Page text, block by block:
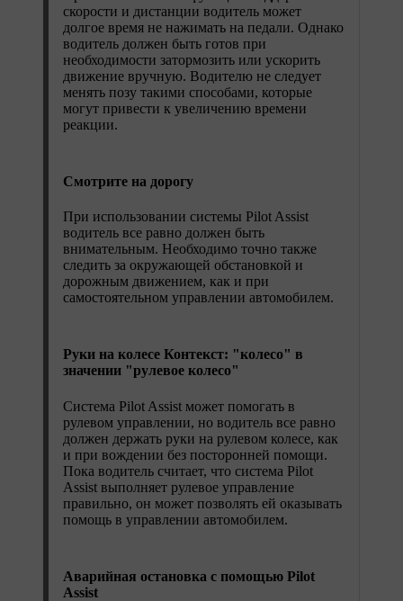
скорости и дистанции водитель может
долгое время не нажимать на педали. Однако
водитель должен быть готов при
необходимости затормозить или ускорить
движение вручную. Водителю не следует
менять позу такими способами, которые
могут привести к увеличению времени
реакции.
Смотрите на дорогу
При использовании системы Pilot Assist
водитель все равно должен быть
внимательным. Необходимо точно также
следить за окружающей обстановкой и
дорожным движением, как и при
самостоятельном управлении автомобилем.
Руки на колесе Контекст: "колесо" в
значении "рулевое колесо"
Система Pilot Assist может помогать в
рулевом управлении, но водитель все равно
должен держать руки на рулевом колесе, как
и при вождении без посторонней помощи.
Пока водитель считает, что система Pilot
Assist выполняет рулевое управление
правильно, он может позволять ей оказывать
помощь в управлении автомобилем.
Аварийная остановка с помощью Pilot
Assist